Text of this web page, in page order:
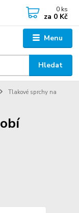
Menu
Hledat
0 ks
za 0 Kč
Tlakové sprchy na